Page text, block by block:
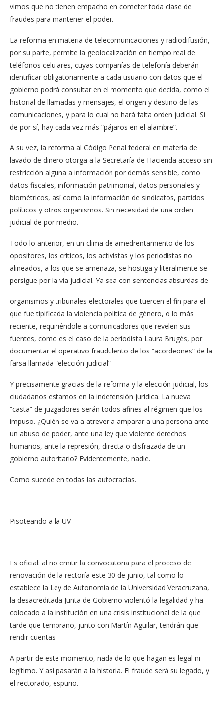
vimos que no tienen empacho en cometer toda clase de
fraudes para mantener el poder.
La reforma en materia de telecomunicaciones y radiodifusión,
por su parte, permite la geolocalización en tiempo real de
teléfonos celulares, cuyas compañías de telefonía deberán
identificar obligatoriamente a cada usuario con datos que el
gobierno podrá consultar en el momento que decida, como el
historial de llamadas y mensajes, el origen y destino de las
comunicaciones, y para lo cual no hará falta orden judicial. Si
de por sí, hay cada vez más “pájaros en el alambre”.
A su vez, la reforma al Código Penal federal en materia de
lavado de dinero otorga a la Secretaría de Hacienda acceso sin
restricción alguna a información por demás sensible, como
datos fiscales, información patrimonial, datos personales y
biométricos, así como la información de sindicatos, partidos
políticos y otros organismos. Sin necesidad de una orden
judicial de por medio.
Todo lo anterior, en un clima de amedrentamiento de los
opositores, los críticos, los activistas y los periodistas no
alineados, a los que se amenaza, se hostiga y literalmente se
persigue por la vía judicial. Ya sea con sentencias absurdas de
organismos y tribunales electorales que tuercen el fin para el
que fue tipificada la violencia política de género, o lo más
reciente, requiriéndole a comunicadores que revelen sus
fuentes, como es el caso de la periodista Laura Brugés, por
documentar el operativo fraudulento de los “acordeones” de la
farsa llamada “elección judicial”.
Y precisamente gracias de la reforma y la elección judicial, los
ciudadanos estamos en la indefensión jurídica. La nueva
“casta” de juzgadores serán todos afines al régimen que los
impuso. ¿Quién se va a atrever a amparar a una persona ante
un abuso de poder, ante una ley que violente derechos
humanos, ante la represión, directa o disfrazada de un
gobierno autoritario? Evidentemente, nadie.
Como sucede en todas las autocracias.
Pisoteando a la UV
Es oficial: al no emitir la convocatoria para el proceso de
renovación de la rectoría este 30 de junio, tal como lo
establece la Ley de Autonomía de la Universidad Veracruzana,
la desacreditada Junta de Gobierno violentó la legalidad y ha
colocado a la institución en una crisis institucional de la que
tarde que temprano, junto con Martín Aguilar, tendrán que
rendir cuentas.
A partir de este momento, nada de lo que hagan es legal ni
legítimo. Y así pasarán a la historia. El fraude será su legado, y
el rectorado, espurio.